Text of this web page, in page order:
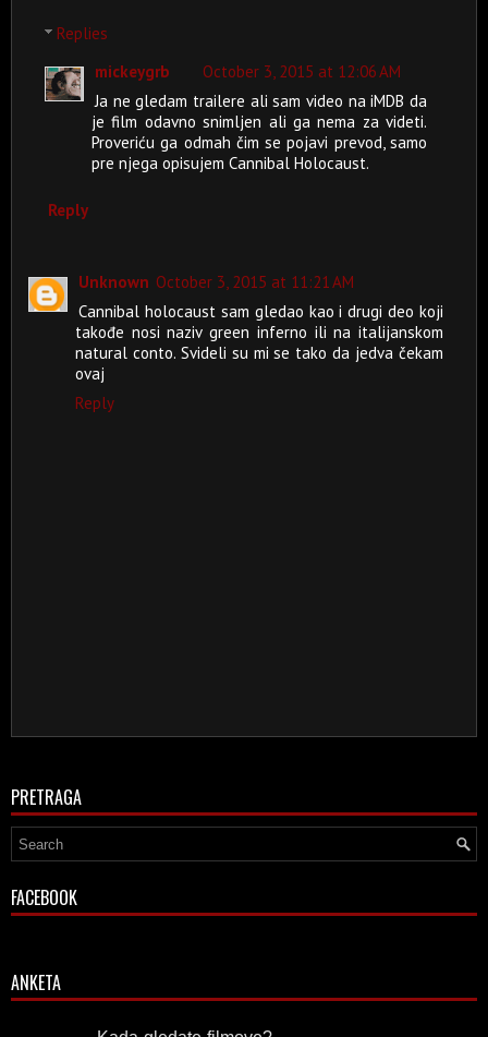
Replies
mickeygrb
October 3, 2015 at 12:06 AM
Ja ne gledam trailere ali sam video na iMDB da
je film odavno snimljen ali ga nema za videti.
Proveriću ga odmah čim se pojavi prevod, samo
pre njega opisujem Cannibal Holocaust.
Reply
Unknown October 3, 2015 at 11:21 AM
Cannibal holocaust sam gledao kao i drugi deo koji
takođe nosi naziv green inferno ili na italijanskom
natural conto. Svideli su mi se tako da jedva čekam
ovaj
Reply
PRETRAGA
FACEBOOK
ANKETA